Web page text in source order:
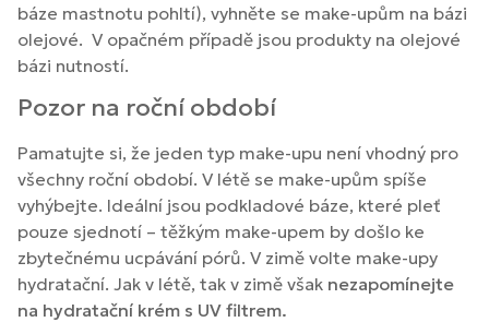
báze mastnotu pohltí), vyhněte se make-upům na bázi
olejové. V opačném případě jsou produkty na olejové
bázi nutností.
Pozor na roční období
Pamatujte si, že jeden typ make-upu není vhodný pro
všechny roční období. V létě se make-upům spíše
vyhýbejte. Ideální jsou podkladové báze, které pleť
pouze sjednotí – těžkým make-upem by došlo ke
zbytečnému ucpávání pórů. V zimě volte make-upy
hydratační. Jak v létě, tak v zimě však nezapomínejte
na hydratační krém s UV filtrem.